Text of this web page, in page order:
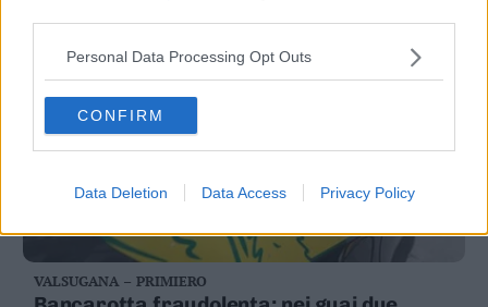
Personal Data Processing Opt Outs
CONFIRM
Data Deletion Data Access Privacy Policy
VALSUGANA – PRIMIERO